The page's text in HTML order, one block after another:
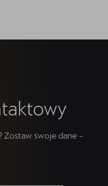
Zostaw swoje dane -